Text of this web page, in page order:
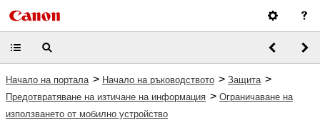
Начало на портала > Начало на ръководството > Защита >
Предотвратяване на изтичане на информация > Ограничаване на
използването от мобилно устройство